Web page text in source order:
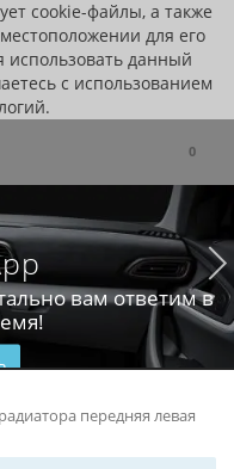
cookie-файлы, а также
для его
данный
с использованием
0
вам ответим в
передняя левая